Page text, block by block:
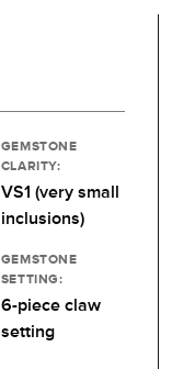
GEMSTONE
CLARITY:
VS1 (very small
inclusions)
GEMSTONE
SETTING:
6-piece claw
setting